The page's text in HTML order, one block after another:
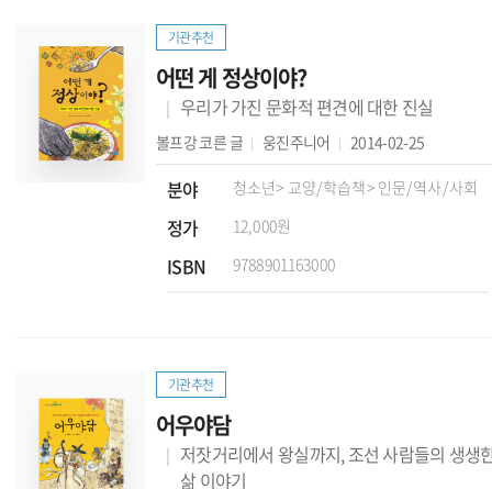
기관추천
어떤 게 정상이야?
우리가 가진 문화적 편견에 대한 진실
볼프강 코른 글 웅진주니어 2014-02-25
분야 청소년> 교양/학습책> 인문/역사/사회
정가 12,000원
ISBN 9788901163000
기관추천
어우야담
저잣거리에서 왕실까지, 조선 사람들의 생생
삶 이야기